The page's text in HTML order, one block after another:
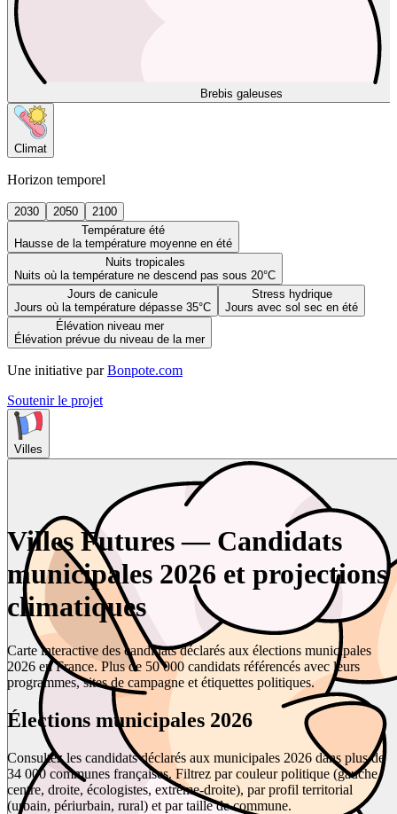
Brebis galeuses
Climat
Horizon temporel
2030 2050
2100
Température été
Hausse de la température moyenne en été
Nuits tropicales
Nuits où la température ne descend pas sous 20°C
Jours de canicule
Jours où la température dépasse 35°C
Stress hydrique
Jours avec sol sec en été
Élévation niveau mer
Élévation prévue du niveau de la mer
Une initiative par Bonpote.com
Soutenir le projet
Villes
Villes Futures — Candidats
municipales 2026 et projections
climatiques
Carte interactive des candidats déclarés aux élections municipales
2026 en France. Plus de 50 000 candidats référencés avec leurs
programmes, sites de campagne et étiquettes politiques.
Élections municipales 2026
Consultez les candidats déclarés aux municipales 2026 dans plus de
34 000 communes françaises. Filtrez par couleur politique (gauche,
centre, droite, écologistes, extrême-droite), par profil territorial
(urbain, périurbain, rural) et par taille de commune.